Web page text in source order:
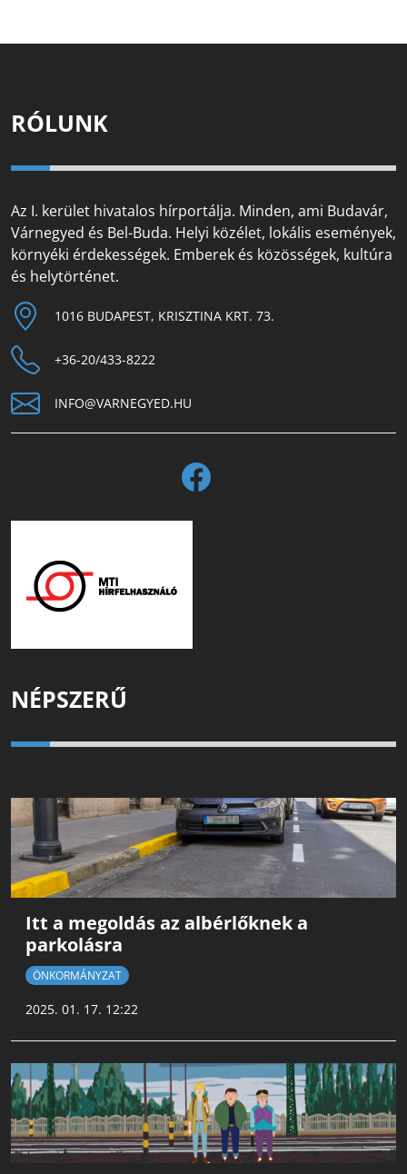
RÓLUNK
Az I. kerület hivatalos hírportálja. Minden, ami Budavár,
Várnegyed és Bel-Buda. Helyi közélet, lokális események,
környéki érdekességek. Emberek és közösségek, kultúra
és helytörténet.
1016 BUDAPEST, KRISZTINA KRT. 73.
+36-20/433-8222
INFO@VARNEGYED.HU
NÉPSZERŰ
Itt a megoldás az albérlőknek a
parkolásra
ÖNKORMÁNYZAT
2025. 01. 17. 12:22